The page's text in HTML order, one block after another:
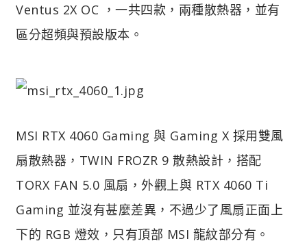
Ventus 2X OC ，一共四款，兩種散熱器，並有
區分超頻與預設版本。
MSI RTX 4060 Gaming 與 Gaming X 採用雙風
扇散熱器，TWIN FROZR 9 散熱設計，搭配
TORX FAN 5.0 風扇，外觀上與 RTX 4060 Ti
Gaming 並沒有甚麼差異，不過少了風扇正面上
下的 RGB 燈效，只有頂部 MSI 龍紋部分有。